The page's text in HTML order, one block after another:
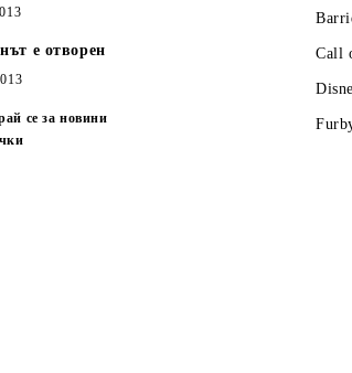
е отворен
се за новини
Call